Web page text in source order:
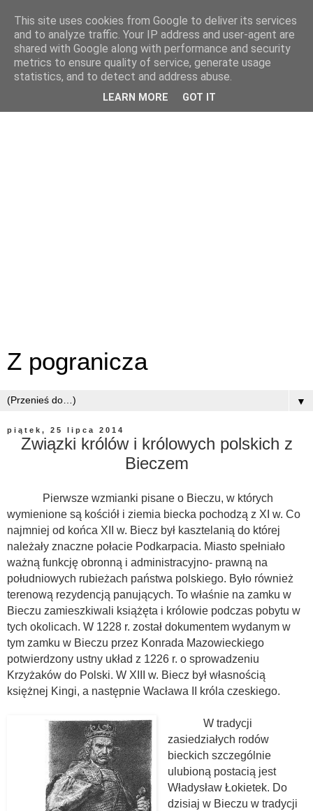
Z pogranicza
▼
piątek, 25 lipca 2014
Związki królów i królowych polskich z
Bieczem
Pierwsze wzmianki pisane o Bieczu, w których
wymienione są kościół i ziemia biecka pochodzą z XI w. Co
najmniej od końca XII w. Biecz był kasztelanią do której
należały znaczne połacie Podkarpacia. Miasto spełniało
ważną funkcję obronną i administracyjno- prawną na
południowych rubieżach państwa polskiego. Było również
terenową rezydencją panujących. To właśnie na zamku w
Bieczu zamieszkiwali książęta i królowie podczas pobytu w
tych okolicach. W 1228 r. został dokumentem wydanym w
tym zamku w Bieczu przez Konrada Mazowieckiego
potwierdzony ustny układ z 1226 r. o sprowadzeniu
Krzyżaków do Polski. W XIII w. Biecz był własnością
księżnej Kingi, a następnie Wacława II króla czeskiego.
W tradycji
zasiedziałych rodów
bieckich szczególnie
ulubioną postacią jest
Władysław Łokietek. Do
dzisiaj w Bieczu w tradycji
This site uses cookies from Google to deliver its services
and to analyze traffic. Your IP address and user-agent are
shared with Google along with performance and security
metrics to ensure quality of service, generate usage
statistics, and to detect and address abuse.
LEARN MORE GOT IT